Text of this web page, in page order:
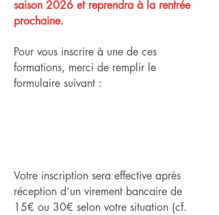
saison 2026 et reprendra à la rentrée
prochaine.
Pour vous inscrire à une de ces
formations, merci de remplir le
formulaire suivant :
Votre inscription sera effective après
réception d’un virement bancaire de
15€ ou 30€ selon votre situation (cf.